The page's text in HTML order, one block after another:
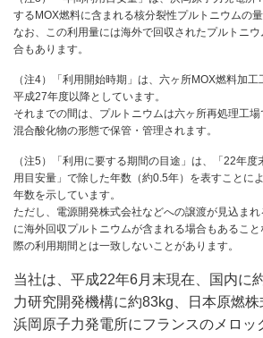
するMOX燃料に含まれる核分裂性プルトニウムの
なお、この利用量には海外で回収されたプルトニ
合もあります。
（注4）「利用開始時期」は、六ヶ所MOX燃料加
平成27年度以降としています。
それまでの間は、プルトニウムは六ヶ所再処理工
混合酸化物の形態で保管・管理されます。
（注5）「利用に要する期間の目途」は、「22年度
用目安量」で除した年数（約0.5年）を表すことに
年数を示しています。
ただし、電源開発株式会社などへの譲渡が見込ま
に海外回収プルトニウムが含まれる場合もあるこ
際の利用期間とは一致しないことがあります。
当社は、平成22年6月末現在、国内に
力研究開発機構に約83kg、日本原燃株
浜岡原子力発電所にフランスのメロッ